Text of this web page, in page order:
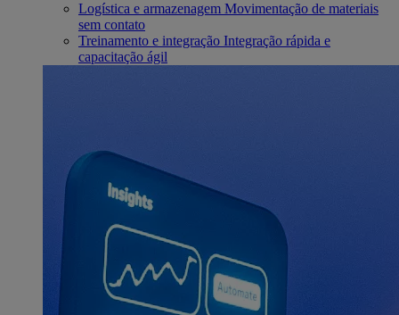
Logística e armazenagem Movimentação de materiais
sem contato
Treinamento e integração Integração rápida e
capacitação ágil